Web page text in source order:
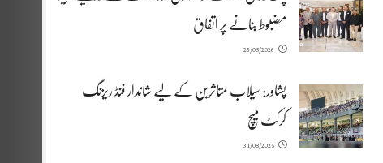
مضبوط بنانے پر اتفاق
23/05/2026
پشاور: سیلاب متاثرین کے لیے شاندار فنڈ ریزنگ
کرکٹ میچ
31/08/2025